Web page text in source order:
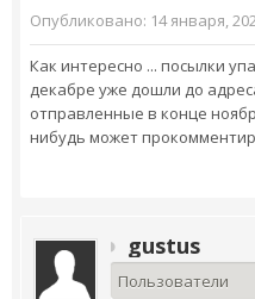
Опубликовано: 14 января,
Как интересно ... посылки
декабре уже дошли до
отправленные в конце
нибудь может
gustus
Пользователи